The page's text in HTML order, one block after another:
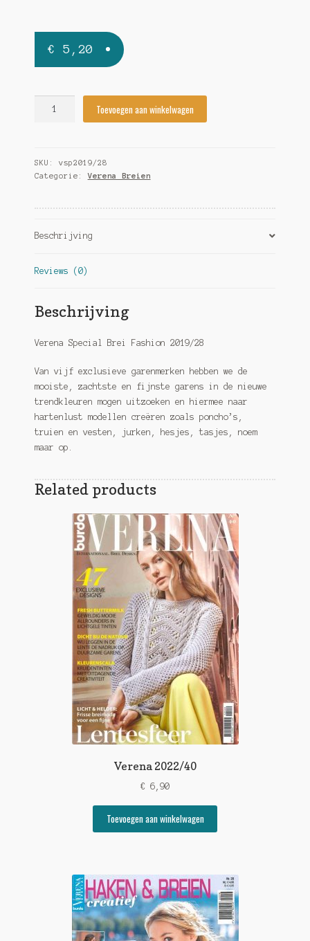
€ 5,20
2019/28
quantity
Toevoegen aan winkelwagen
SKU: vsp2019/28
Categorie:Verena Breien
Beschrijving
Reviews (0)
Beschrijving
Verena Special Brei Fashion 2019/28
Van vijf exclusieve garenmerken hebben we de
mooiste, zachtste en fijnste garens in de nieuwe
trendkleuren mogen uitzoeken en hiermee naar
hartenlust modellen creëren zoals poncho’s,
truien en vesten, jurken, hesjes, tasjes, noem
maar op.
Related products
Verena 2022/40
€ 6,90
Toevoegen aan winkelwagen